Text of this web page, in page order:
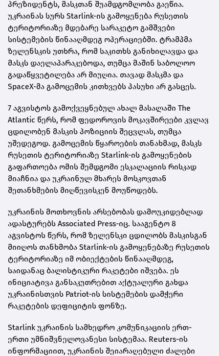
პრეზიდენტს, მასკთან შუამდგომლობა გაეწია.
უკრაინას სურს Starlink-ის გამოყენება რუსეთის
ტერიტორიაზე მდებარე სარაკეტო გამშვები
სისტემების წინააღმდეგ ოპერაციებში. ტრამპმა
ზელენსკის უთხრა, რომ საკითხს განიხილავდა და
მასკს დაელაპარაკებოდა, თუმცა მაშინ საბოლოო
გადაწყვეტილება არ მიუღია. თავად მასკმა და
SpaceX-მა გამოცემის კითხვებს პასუხი არ გასცეს.
7 აგვისტოს გამოქვეყნებულ ახალ მასალაში The
Atlantic წერს, რომ ფედოროვის მოკავშირეები კვლავ
ცდილობენ მასკის პოზიციის შეცვლას, თუმცა
უშედეგოდ. გამოცემის წყაროების თანახმად, მასკს
რუსეთის ტერიტორიაზე Starlink-ის გამოყენების
გაფართოება ომის შემდგომი ესკალაციის რისკად
მიაჩნია და უკრაინულ მხარეს მოსკოვთან
შეთანხმების მიღწევისკენ მოუწოდებს.
უკრაინის მოთხოვნის არსებობას დამოუკიდებლად
ადასტურებს Associated Press-იც. სააგენტო 8
აგვისტოს წერს, რომ ზელენსკი ცდილობს მასკისგან
მიიღოს თანხმობა Starlink-ის გამოყენებაზე რუსეთის
ტერიტორიაზე იმ ობიექტების წინააღმდეგ,
საიდანაც ბალისტიკური რაკეტები იშვება. ეს
ინიციატივა განსაკუთრებით აქტუალური გახდა
უკრაინისთვის Patriot-ის სისტემების დამჭერი
რაკეტების დეფიციტის ფონზე.
Starlink უკრაინის სამხედრო კომუნიკაციის ერთ-
ერთი უმნიშვნელოვანესი სისტემაა. Reuters-ის
ინფორმაციით, უკრაინის შეიარაღებული ძალები